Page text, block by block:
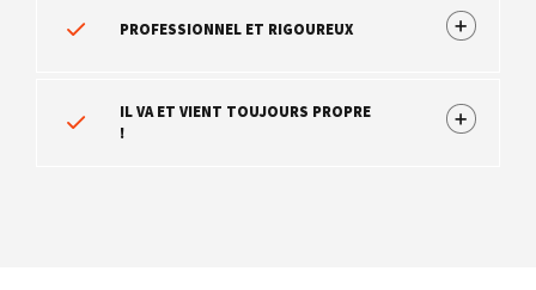
PROFESSIONNEL ET RIGOUREUX
IL VA ET VIENT TOUJOURS PROPRE
!